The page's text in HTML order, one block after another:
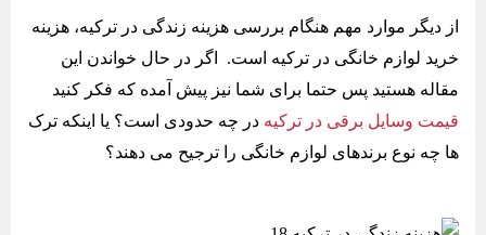
از دیگر موارد مهم هنگام بررسی هزینه زندگی در ترکیه، هزینه
خرید لوازم خانگی در ترکیه است. اگر در حال خواندن این
مقاله هستید پس حتما برای شما نیز پیش آمده که فکر کنید
قیمت وسایل برقی در ترکیه در چه حدودی است؟ یا اینکه ترک
ها چه نوع برندهای لوازم خانگی را ترجیح می دهند؟